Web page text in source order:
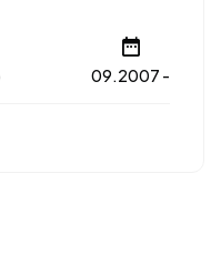
09.2007 -